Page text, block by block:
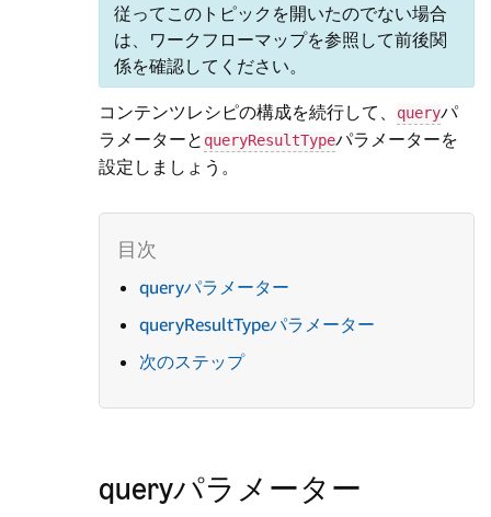
従ってこのトピックを開いたのでない場合
は、ワークフローマップを参照して前後関
係を確認してください。
コンテンツレシピの構成を続行して、 queryパ
ラメーターと queryResultTypeパラメーターを
設定しましょう。
queryパラメーター
queryResultTypeパラメーター
次のステップ
queryパラメーター